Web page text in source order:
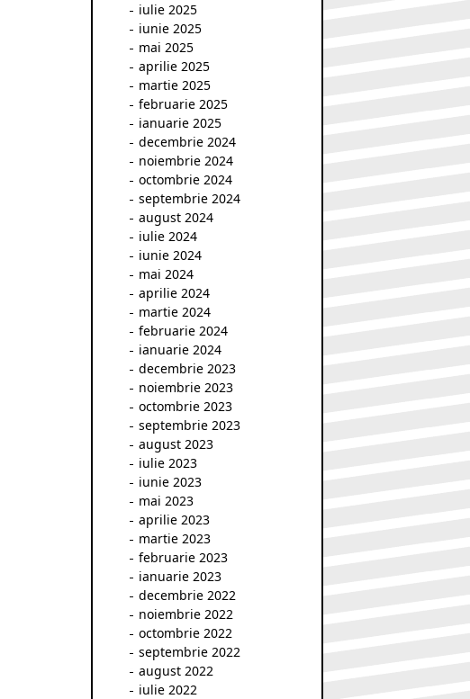
iulie 2025
iunie 2025
mai 2025
aprilie 2025
martie 2025
februarie 2025
ianuarie 2025
decembrie 2024
noiembrie 2024
octombrie 2024
septembrie 2024
august 2024
iulie 2024
iunie 2024
mai 2024
aprilie 2024
martie 2024
februarie 2024
ianuarie 2024
decembrie 2023
noiembrie 2023
octombrie 2023
septembrie 2023
august 2023
iulie 2023
iunie 2023
mai 2023
aprilie 2023
martie 2023
februarie 2023
ianuarie 2023
decembrie 2022
noiembrie 2022
octombrie 2022
septembrie 2022
august 2022
iulie 2022